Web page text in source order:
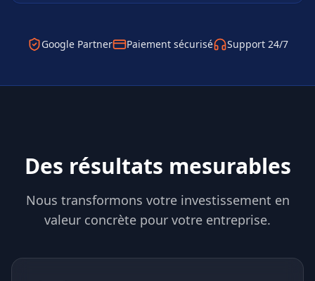
Google Partner Paiement sécurisé Support 24/7
Des résultats mesurables
Nous transformons votre investissement en
valeur concrète pour votre entreprise.